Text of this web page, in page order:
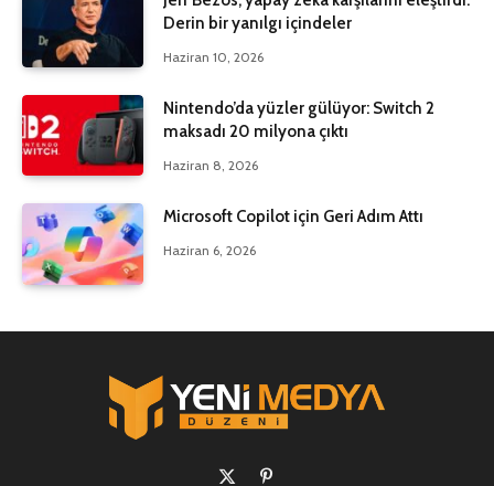
Derin bir yanılgı içindeler
Haziran 10, 2026
Nintendo’da yüzler gülüyor: Switch 2
maksadı 20 milyona çıktı
Haziran 8, 2026
Microsoft Copilot için Geri Adım Attı
Haziran 6, 2026